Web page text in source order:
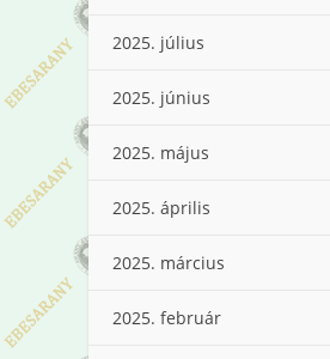
2025. július
2025. június
2025. május
2025. április
2025. március
2025. február